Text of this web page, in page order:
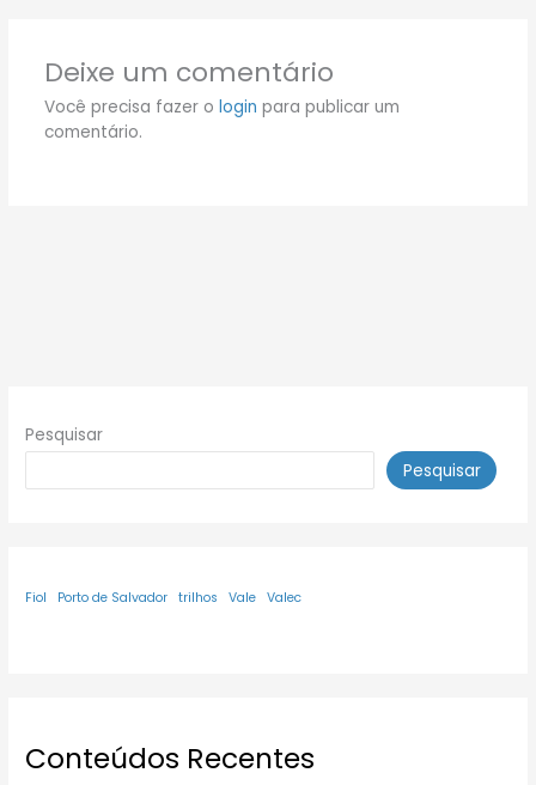
Deixe um comentário
Você precisa fazer o login para publicar um
comentário.
Pesquisar
Pesquisar
Fiol Porto de Salvador trilhos Vale Valec
Conteúdos Recentes